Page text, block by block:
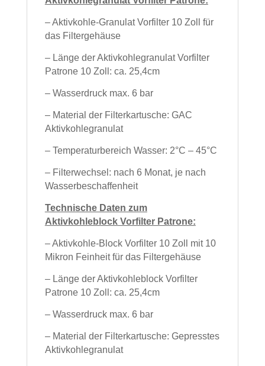
– Aktivkohle-Granulat Vorfilter 10 Zoll für
das Filtergehäuse
– Länge der Aktivkohlegranulat Vorfilter
Patrone 10 Zoll: ca. 25,4cm
– Wasserdruck max. 6 bar
– Material der Filterkartusche: GAC
Aktivkohlegranulat
– Temperaturbereich Wasser: 2°C – 45°C
– Filterwechsel: nach 6 Monat, je nach
Wasserbeschaffenheit
Technische Daten zum
Aktivkohleblock Vorfilter Patrone:
– Aktivkohle-Block Vorfilter 10 Zoll mit 10
Mikron Feinheit für das Filtergehäuse
– Länge der Aktivkohleblock Vorfilter
Patrone 10 Zoll: ca. 25,4cm
– Wasserdruck max. 6 bar
– Material der Filterkartusche: Gepresstes
Aktivkohlegranulat